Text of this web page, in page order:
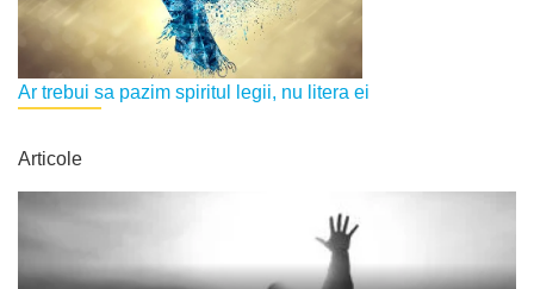
Ar trebui sa pazim spiritul legii, nu litera ei
Articole